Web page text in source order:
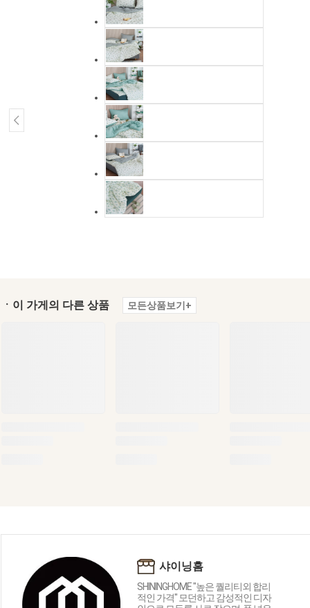
ㆍ이 가게의 다른 상품 모든상품보기+
샤이닝홈
SHININGHOME "높은 퀄리티외 합리
적인 가격" 모던하고 감성적인 디자